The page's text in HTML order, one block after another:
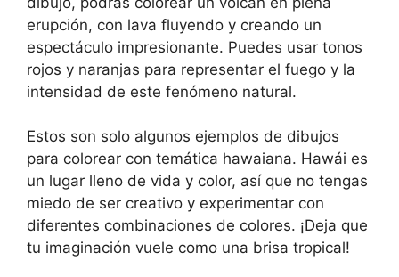
erupción, con lava fluyendo y creando un
espectáculo impresionante. Puedes usar tonos
rojos y naranjas para representar el fuego y la
intensidad de este fenómeno natural.
Estos son solo algunos ejemplos de dibujos
para colorear con temática hawaiana. Hawái es
un lugar lleno de vida y color, así que no tengas
miedo de ser creativo y experimentar con
diferentes combinaciones de colores. ¡Deja que
tu imaginación vuele como una brisa tropical!